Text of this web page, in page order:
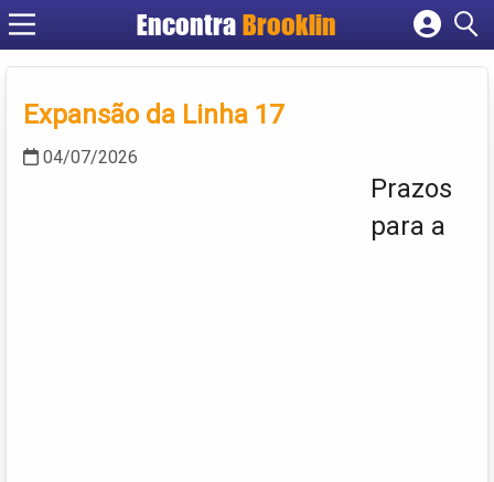
Encontra Brooklin
Cadastrar empresa
Criar conta
Expansão da Linha 17
04/07/2026
Prazos
para a